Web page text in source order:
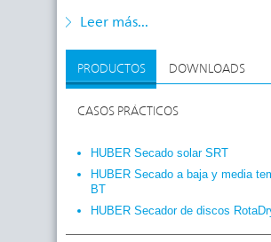
Leer más...
PRODUCTOS DOWNLOADS
CASOS PRÁCTICOS
HUBER Secado solar SRT
HUBER Secado a baja y media
BT
HUBER Secador de discos